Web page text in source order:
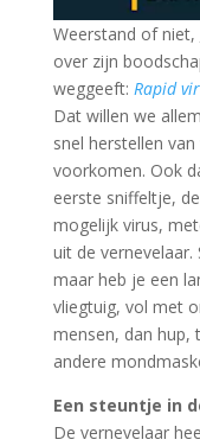
Weerstand of niet,
over zijn
weggeeft: Rapid
Dat willen we
snel herstellen
voorkomen. Ook
eerste sniffeltje,
mogelijk virus,
uit de vernevelaar.
maar heb je een
vliegtuig, vol met
mensen, dan hup,
andere
Een steuntje in
De vernevelaar